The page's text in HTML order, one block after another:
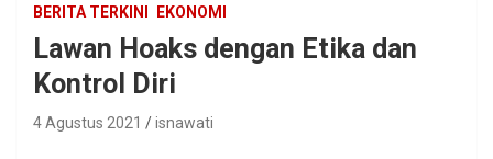
BERITA TERKINI EKONOMI
Lawan Hoaks dengan Etika dan
Kontrol Diri
4 Agustus 2021 isnawati